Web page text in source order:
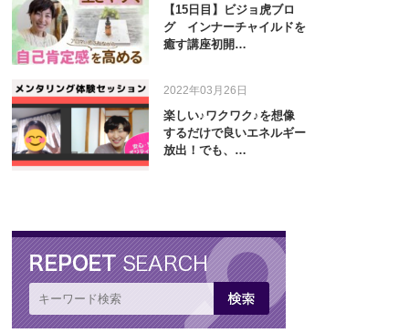
【15日目】ビジョ虎ブロ
グ インナーチャイルドを
癒す講座初開…
2022年03月26日
楽しい♪ワクワク♪を想像
するだけで良いエネルギー
放出！でも、…